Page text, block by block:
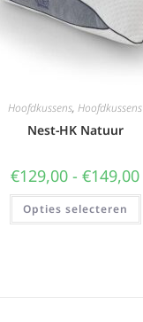
Hoofdkussens, Hoofdkussens
Nest-HK Natuur
€129,00 - €149,00
Opties selecteren